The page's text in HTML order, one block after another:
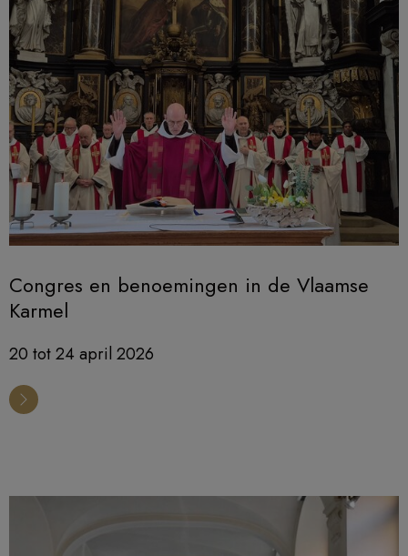
Congres en benoemingen in de Vlaamse
Karmel
20 tot 24 april 2026